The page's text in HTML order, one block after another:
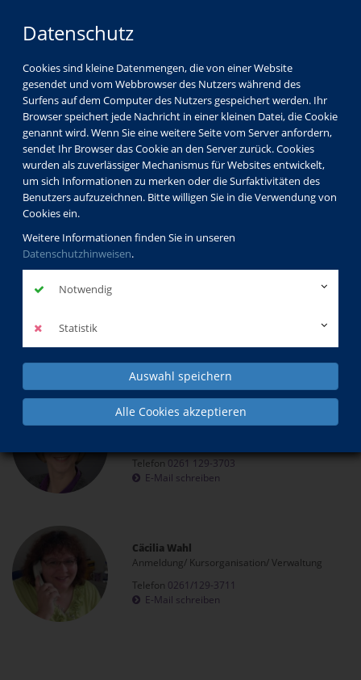
Datenschutz
Cookies sind kleine Datenmengen, die von einer Website
gesendet und vom Webbrowser des Nutzers während des
Surfens auf dem Computer des Nutzers gespeichert werden. Ihr
Browser speichert jede Nachricht in einer kleinen Datei, die Cookie
genannt wird. Wenn Sie eine weitere Seite vom Server anfordern,
sendet Ihr Browser das Cookie an den Server zurück. Cookies
wurden als zuverlässiger Mechanismus für Websites entwickelt,
um sich Informationen zu merken oder die Surfaktivitäten des
Benutzers aufzuzeichnen. Bitte willigen Sie in die Verwendung von
Cookies ein.
Weitere Informationen finden Sie in unseren
Datenschutzhinweisen.
Notwendig
Statistik
Auswahl speichern
Alle Cookies akzeptieren
Programm Sprachen
Englisch
Englisch am Vor-/Nachmittag
Englisch am
Vor-/Nachmittag
Sandra Schmalz
Fachbereichsleiterin Sprachen; stv. Amtsleiterin;
Telefon 0261 129-3703
E-Mail schreiben
Cäcilia Wahl
Anmeldung/ Kursorganisation/ Verwaltung
Telefon 0261/129-3711
E-Mail schreiben